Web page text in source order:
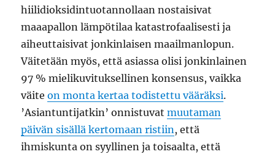
hiilidioksidintuotannollaan nostaisivat
maaapallon lämpötilaa katastrofaalisesti ja
aiheuttaisivat jonkinlaisen maailmanlopun.
Väitetään myös, että asiassa olisi jonkinlainen
97 % mielikuvituksellinen konsensus, vaikka
väiteon monta kertaa todistettu vääräksi.
’Asiantuntijatkin’ onnistuvatmuutaman
päivän sisällä kertomaan ristiin, että
ihmiskunta on syyllinen ja toisaalta, että